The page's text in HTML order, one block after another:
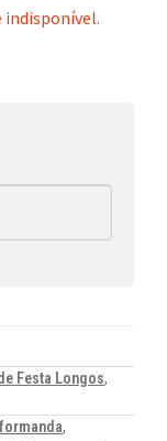
indisponível.
Festa Longos,
formanda,